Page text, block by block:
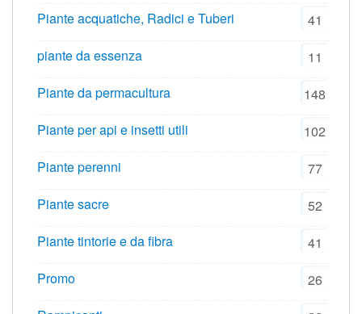
Piante acquatiche, Radici e Tuberi
41
piante da essenza
11
Piante da permacultura
148
Piante per api e insetti utili
102
Piante perenni
77
Piante sacre
52
Piante tintorie e da fibra
41
Promo
26